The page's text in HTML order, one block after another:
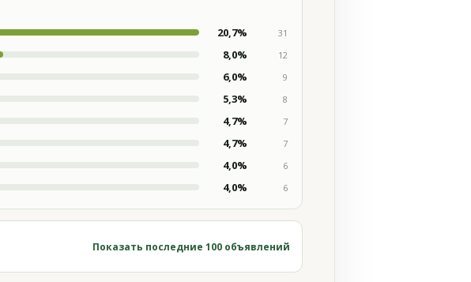
20,7%
31
8,0%
12
6,0%
9
5,3%
8
4,7%
7
4,7%
7
4,0%
6
4,0% 6
Показать последние 100 объявлений